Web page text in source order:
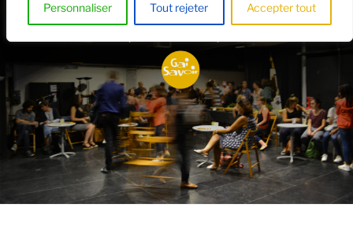
Personnaliser Tout rejeter Accepter tout